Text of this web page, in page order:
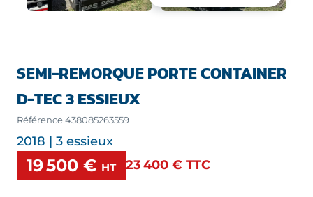
SEMI-REMORQUE PORTE CONTAINER
D-TEC 3 ESSIEUX
Référence438085263559
2018 | 3 essieux
19 500 € HT 23 400 € TTC